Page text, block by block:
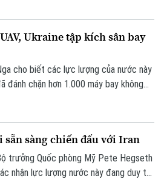
lượng này trước các cuộc xung đột
Ukraine tập kích sân bay
cho biết các lực lượng của nước này
đánh chặn hơn 1.000 máy bay không
sàng chiến đấu với Iran
trưởng Quốc phòng Mỹ Pete Hegseth
nhận lực lượng nước này đang duy trì